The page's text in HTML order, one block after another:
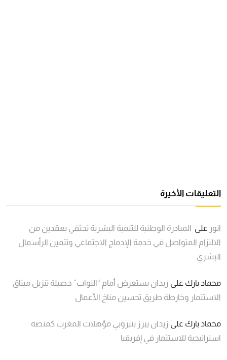
التعليقات الأخيرة
انور على المبادرة الوطنية للتنمية البشرية تحتفي بعقدين من
الالتزام المتواصل في خدمة الإدماج الاجتماعي وتثمين الرأسمال
البشري
محماد بارك على زيدان يستعرض أمام “النواب” حصيلة تنزيل ميثاق
الاستثمار وخارطة طريق تحسين مناخ الأعمال
محماد بارك على زيدان يبرز بنيروبي مؤهلات المغرب كمنصة
استراتيجية للاستثمار في إفريقيا